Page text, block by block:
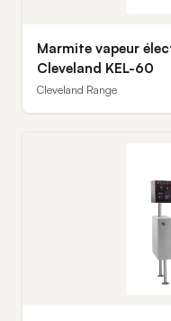
Marmite vapeur
Cleveland KEL-60
Cleveland Range